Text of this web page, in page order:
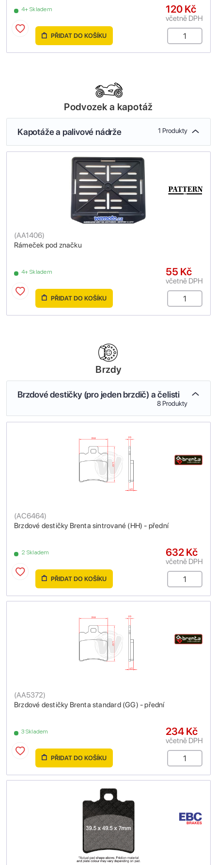
4+ Skladem 120 Kč
včetně DPH
PŘIDAT DO KOŠÍKU
Podvozek a kapotáž
Kapotáže a palivové nádrže 1 Produkty
Rámeček pod značku
(AA1406)
4+ Skladem 55 Kč
včetně DPH
PŘIDAT DO KOŠÍKU
Brzdy
Brzdové destičky (pro jeden brzdič) a čelisti
8 Produkty
Brzdové destičky Brenta sintrované (HH) - přední
(AC6464)
2 Skladem 632 Kč
včetně DPH
PŘIDAT DO KOŠÍKU
Brzdové destičky Brenta standard (GG) - přední
(AA5372)
3 Skladem 234 Kč
včetně DPH
PŘIDAT DO KOŠÍKU